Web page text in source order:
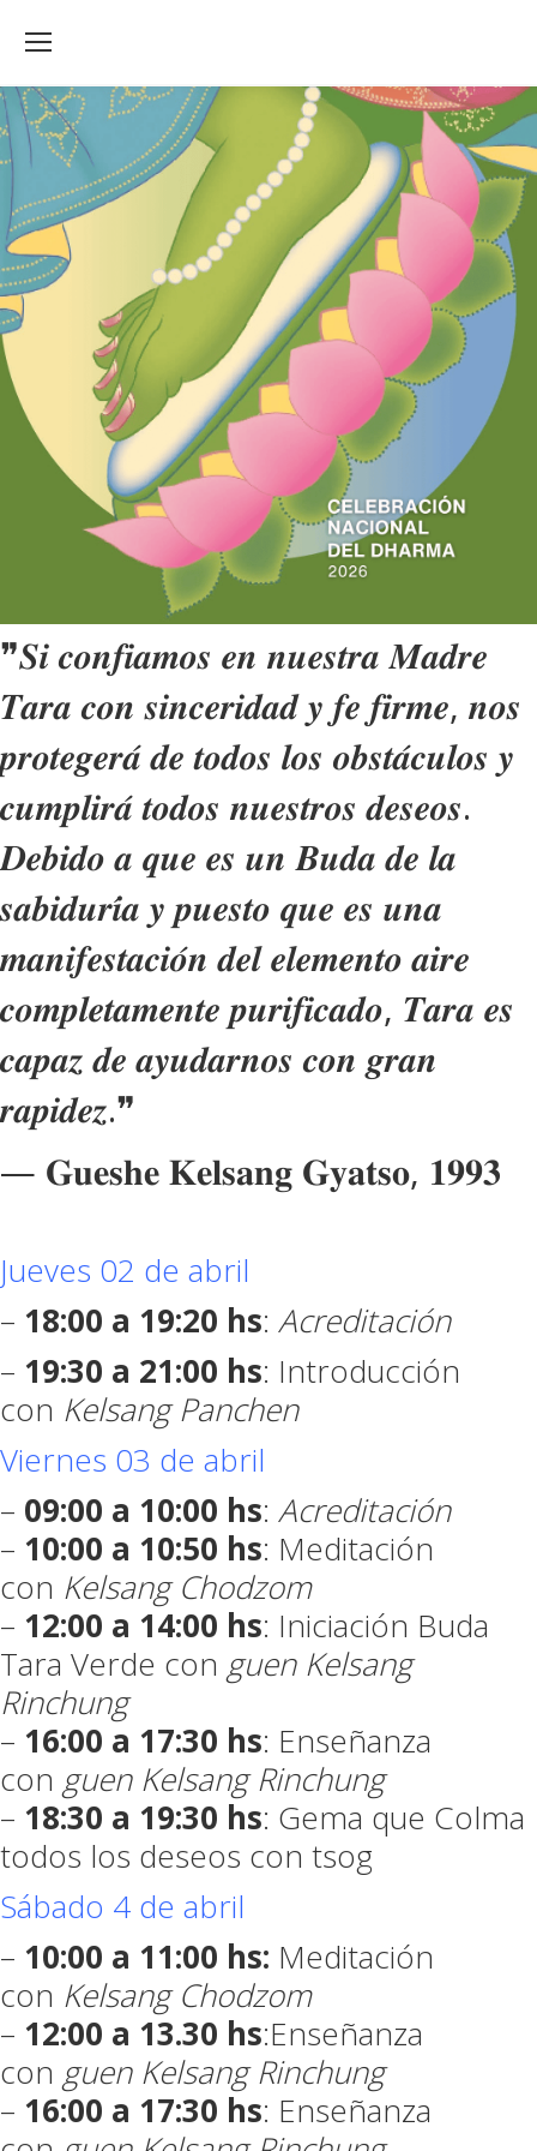
❞𝑺𝒊 𝒄𝒐𝒏𝒇𝒊𝒂𝒎𝒐𝒔 𝒆𝒏 𝒏𝒖𝒆𝒔𝒕𝒓𝒂 𝑴𝒂𝒅𝒓𝒆
𝑻𝒂𝒓𝒂 𝒄𝒐𝒏 𝒔𝒊𝒏𝒄𝒆𝒓𝒊𝒅𝒂𝒅 𝒚 𝒇𝒆 𝒇𝒊𝒓𝒎𝒆, 𝒏𝒐𝒔
𝒑𝒓𝒐𝒕𝒆𝒈𝒆𝒓𝒂́ 𝒅𝒆 𝒕𝒐𝒅𝒐𝒔 𝒍𝒐𝒔 𝒐𝒃𝒔𝒕𝒂́𝒄𝒖𝒍𝒐𝒔 𝒚
𝒄𝒖𝒎𝒑𝒍𝒊𝒓𝒂́ 𝒕𝒐𝒅𝒐𝒔 𝒏𝒖𝒆𝒔𝒕𝒓𝒐𝒔 𝒅𝒆𝒔𝒆𝒐𝒔.
𝑫𝒆𝒃𝒊𝒅𝒐 𝒂 𝒒𝒖𝒆 𝒆𝒔 𝒖𝒏 𝑩𝒖𝒅𝒂 𝒅𝒆 𝒍𝒂
𝒔𝒂𝒃𝒊𝒅𝒖𝒓𝒊́𝒂 𝒚 𝒑𝒖𝒆𝒔𝒕𝒐 𝒒𝒖𝒆 𝒆𝒔 𝒖𝒏𝒂
𝒎𝒂𝒏𝒊𝒇𝒆𝒔𝒕𝒂𝒄𝒊𝒐́𝒏 𝒅𝒆𝒍 𝒆𝒍𝒆𝒎𝒆𝒏𝒕𝒐 𝒂𝒊𝒓𝒆
𝒄𝒐𝒎𝒑𝒍𝒆𝒕𝒂𝒎𝒆𝒏𝒕𝒆 𝒑𝒖𝒓𝒊𝒇𝒊𝒄𝒂𝒅𝒐, 𝑻𝒂𝒓𝒂 𝒆𝒔
𝒄𝒂𝒑𝒂𝒛 𝒅𝒆 𝒂𝒚𝒖𝒅𝒂𝒓𝒏𝒐𝒔 𝒄𝒐𝒏 𝒈𝒓𝒂𝒏
𝒓𝒂𝒑𝒊𝒅𝒆𝒛.❞
— 𝐆𝐮𝐞𝐬𝐡𝐞 𝐊𝐞𝐥𝐬𝐚𝐧𝐠 𝐆𝐲𝐚𝐭𝐬𝐨, 𝟏𝟗𝟗𝟑
Jueves 02 de abril
– 18:00 a 19:20 hs: Acreditación
– 19:30 a 21:00 hs: Introducción
con Kelsang Panchen
Viernes 03 de abril
– 09:00 a 10:00 hs: Acreditación
– 10:00 a 10:50 hs: Meditación
con Kelsang Chodzom
– 12:00 a 14:00 hs: Iniciación Buda
Tara Verde con guen Kelsang
Rinchung
– 16:00 a 17:30 hs: Enseñanza
con guen Kelsang Rinchung
– 18:30 a 19:30 hs: Gema que Colma
todos los deseos con tsog
Sábado 4 de abril
– 10:00 a 11:00 hs: Meditación
con Kelsang Chodzom
– 12:00 a 13.30 hs:Enseñanza
con guen Kelsang Rinchung
– 16:00 a 17:30 hs: Enseñanza